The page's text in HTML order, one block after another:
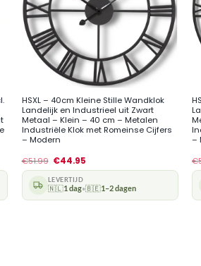
HSXL – 40cm Kleine Stille Wandklok
Landelijk en Industrieel uit Zwart
Metaal – Klein – 40 cm – Metalen
Industriële Klok met Romeinse Cijfers
– Modern
€51.99 €44.95
LEVERTIJD
🇳🇱1 dag•🇧🇪1–2 dagen
–
€